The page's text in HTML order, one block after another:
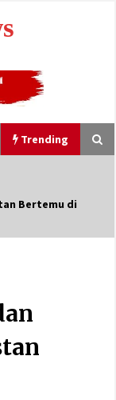
Trending
Layani
Peng Matan
Bertemu di